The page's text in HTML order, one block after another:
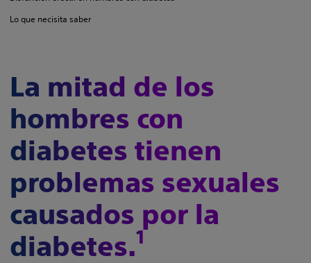
Lo que necisita saber
La mitad de los
hombres con
diabetes tienen
problemas sexuales
causados por la
diabetes.1